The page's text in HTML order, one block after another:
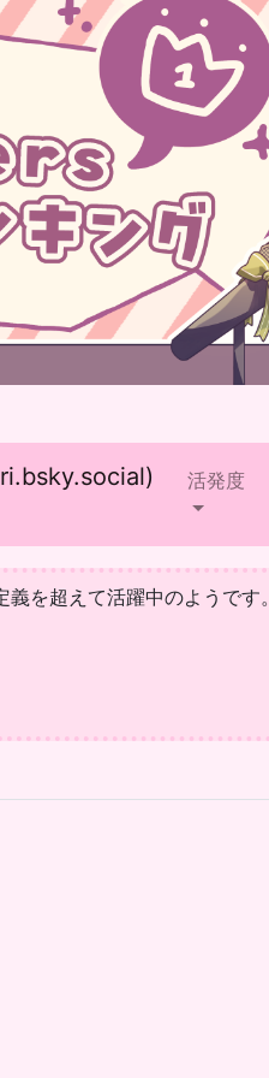
活発度
を超えて活躍中のようです。